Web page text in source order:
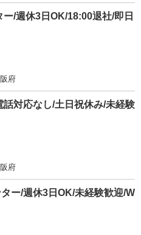
/週休3日OK/18:00退社/即日
府
対応なし/土日祝休み/未経験
府
ー/週休3日OK/未経験歓迎/W